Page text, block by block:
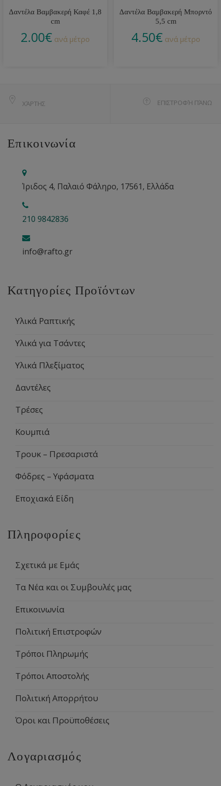
Δαντέλα Βαμβακερή Καφέ 1,8
cm
2.00€ ανά μέτρο
Δαντέλα Βαμβακερή Μπορντό
5,5 cm
4.50€ ανά μέτρο
ΧΆΡΤΗΣ ΕΠΙΣΤΡΟΦΉ ΠΆΝΩ
Επικοινωνία
Ίριδος 4, Παλαιό Φάληρο, 17561, Ελλάδα
210 9842836
info@rafto.gr
Κατηγορίες Προϊόντων
Υλικά Ραπτικής
Υλικά για Τσάντες
Υλικά Πλεξίματος
Δαντέλες
Τρέσες
Κουμπιά
Τρουκ – Πρεσαριστά
Φόδρες – Υφάσματα
Εποχιακά Είδη
Πληροφορίες
Σχετικά με Εμάς
Τα Νέα και οι Συμβουλές μας
Επικοινωνία
Πολιτική Επιστροφών
Τρόποι Πληρωμής
Τρόποι Αποστολής
Πολιτική Απορρήτου
Όροι και Προϋποθέσεις
Λογαριασμός